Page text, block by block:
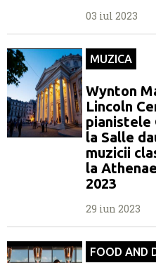
03 iul 2023
MUZICA
Wynton
Lincoln
pianistele
la Salle
muzicii
la
2023
29 iun 2023
FOOD AND